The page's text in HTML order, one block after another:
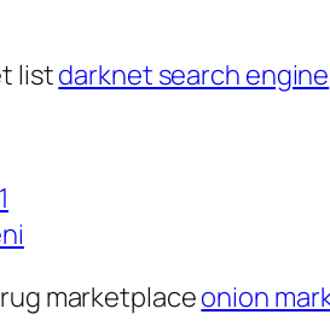
listdarknet search engine
marketplaceonion